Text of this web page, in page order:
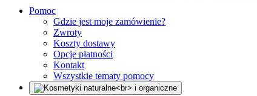
Pomoc
Gdzie jest moje zamówienie?
Zwroty
Koszty dostawy
Opcje płatności
Kontakt
Wszystkie tematy pomocy